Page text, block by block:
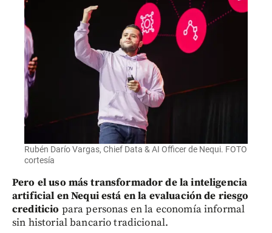
Rubén Darío Vargas, Chief Data & AI Officer de Nequi. FOTO
cortesía
Pero el uso más transformador de la inteligencia
artificial en Nequi está en la evaluación de riesgo
crediticio para personas en la economía informal
sin historial bancario tradicional.